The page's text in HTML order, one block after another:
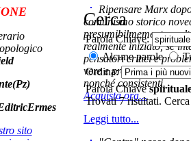
sito
Ripensare Marx
comunismo storico
presumibilmemente
realmente iniziato, se
pensatori critici e
vere e proprie correnti
nonché consistenti.
Acquista ora...
Leggi tutto...
Cerca
Parola Chiave:
Alcune parole
Ordina:
Parola Chiave
Trovati 7 risultati.